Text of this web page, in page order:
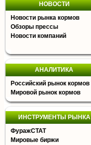
НОВОСТИ
Новости рынка кормов
Обзоры прессы
Новости компаний
АНАЛИТИКА
Российский рынок кормов
Мировой рынок кормов
ИНСТРУМЕНТЫ РЫНКА
ФуражСТАТ
Мировые биржи